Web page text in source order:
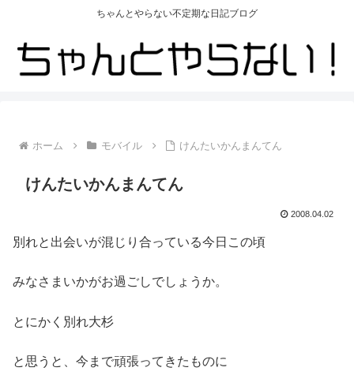
ちゃんとやらない不定期な日記ブログ
ホーム モバイル けんたいかんまんてん
けんたいかんまんてん
2008.04.02
別れと出会いが混じり合っている今日この頃
みなさまいかがお過ごしでしょうか。
とにかく別れ大杉
と思うと、今まで頑張ってきたものに